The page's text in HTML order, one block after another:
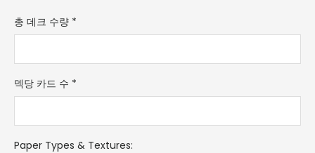
총 데크 수량 *
덱당 카드 수 *
Paper Types & Textures: